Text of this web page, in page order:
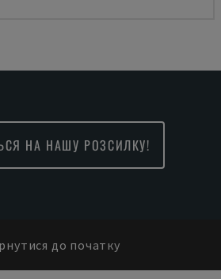
НА НАШУ РОЗСИЛКУ!
до початку